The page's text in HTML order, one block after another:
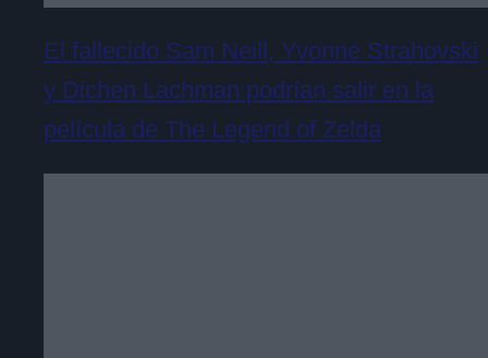
El fallecido Sam Neill, Yvonne Strahovski
y Dichen Lachman podrían salir en la
película de The Legend of Zelda